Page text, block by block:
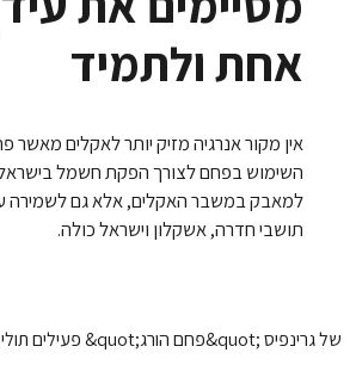
אחת ולתמיד
אין מקור אנרגיה מזיק יותר לאקלים מאשר
השימוש בפחם לצורך הפקת חשמל בישראל,
למאבק במשבר האקלים, אלא גם לשמירה
תושבי חדרה, אשקלון וישראל כולה.